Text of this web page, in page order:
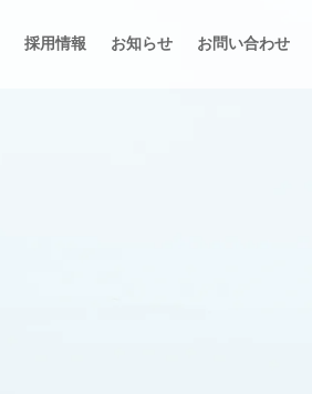
採用情報 お知らせ お問い合わせ